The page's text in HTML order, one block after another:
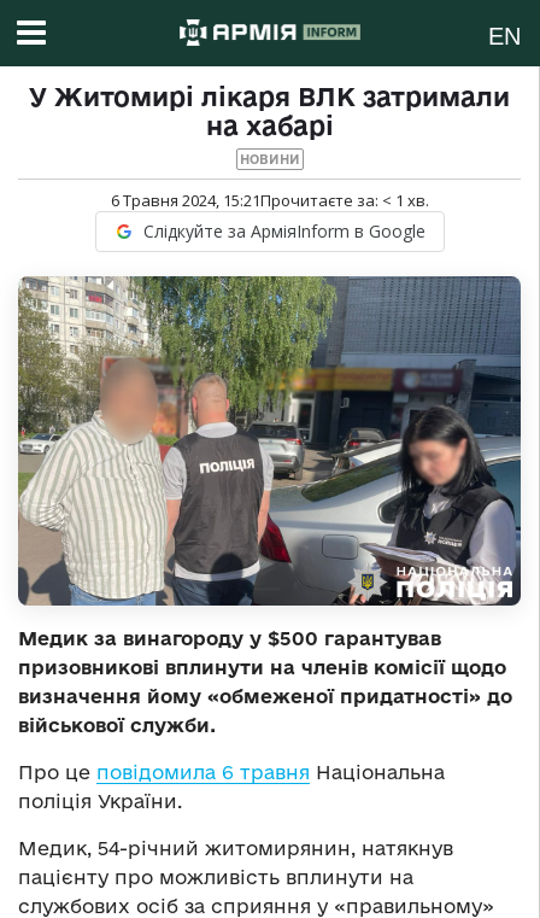
EN
У Житомирі лікаря ВЛК затримали
на хабарі
НОВИНИ
6 Травня 2024, 15:21Прочитаєте за: < 1 хв.
Слідкуйте за АрміяInform в Google
Медик за винагороду у $500 гарантував
призовникові вплинути на членів комісії щодо
визначення йому «обмеженої придатності» до
військової служби.
Про це повідомила 6 травня Національна
поліція України.
Медик, 54-річний житомирянин, натякнув
пацієнту про можливість вплинути на
службових осіб за сприяння у «правильному»